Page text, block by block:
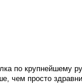
по крупнейшему
чем просто